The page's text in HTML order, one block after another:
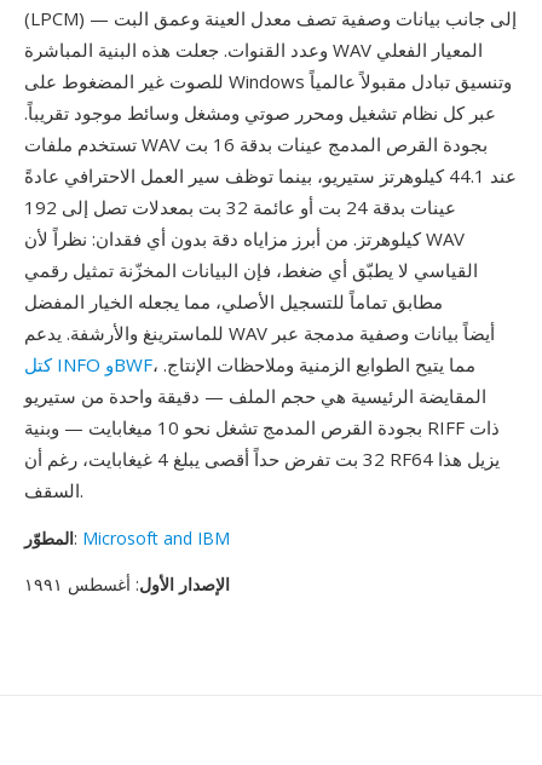
(LPCM) — إلى جانب بيانات وصفية تصف معدل العينة وعمق البت
وعدد القنوات. جعلت هذه البنية المباشرة WAV المعيار الفعلي
للصوت غير المضغوط على Windows وتنسيق تبادل مقبولاً عالمياً
عبر كل نظام تشغيل ومحرر صوتي ومشغل وسائط موجود تقريباً.
تستخدم ملفات WAV بجودة القرص المدمج عينات بدقة 16 بت
عند 44.1 كيلوهرتز ستيريو، بينما توظف سير العمل الاحترافي عادةً
عينات بدقة 24 بت أو عائمة 32 بت بمعدلات تصل إلى 192
كيلوهرتز. من أبرز مزاياه دقة بدون أي فقدان: نظراً لأن WAV
القياسي لا يطبّق أي ضغط، فإن البيانات المخزّنة تمثيل رقمي
مطابق تماماً للتسجيل الأصلي، مما يجعله الخيار المفضل
للماسترينغ والأرشفة. يدعم WAV أيضاً بيانات وصفية مدمجة عبر
كتل INFO وBWF، مما يتيح الطوابع الزمنية وملاحظات الإنتاج.
المقايضة الرئيسية هي حجم الملف — دقيقة واحدة من ستيريو
بجودة القرص المدمج تشغل نحو 10 ميغابايت — وبنية RIFF ذات
32 بت تفرض حداً أقصى يبلغ 4 غيغابايت، رغم أن RF64 يزيل هذا
السقف.
المطوّر: Microsoft and IBM
الإصدار الأول: أغسطس ١٩٩١